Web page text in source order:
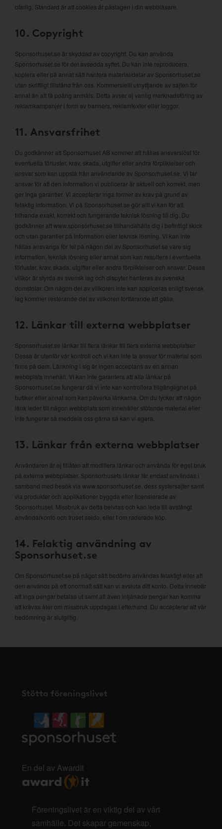
ofarlig. Standard är att cookies är påslagen i din webbläsare.
10. Copyright
Sponsorhuset.se är skyddad av copyright. Du kan använda
Sponsorhuset.se för det avsedda syftet. Du kan inte reproducera,
kopiera eller på annat sätt hantera material/delar av Sponsorhuset.se
utan skriftligt tillstånd från oss. Kommersiellt utnyttjande av sajten för
annat än att få poäng anmäls. Detta avser ej vanlig marknadsföring av
reklamkampanjer i form av banners, reklamtexter eller loggor.
11. Ansvarsfrihet
Du godkänner att Sponsorhuset AB kommer att hållas ansvarslöst för
eventuella förluster, krav, skada, utgifter eller andra förpliktelser och
ansvar som kan uppstå från användande av Sponsorhuset.se. Vi tar
ansvar för att den information vi publicerar är aktuell och korrekt, men
ger inga garantier. Vi accepterar inga former av krav på grund av
felaktig information. Vi på Sponsorhuset.se gör allt vi kan för att
tillhanda exakt, korrekt och fungerande teknisk lösning till dig. Du
godkänner att www.sponsorhuset.se tillhandahålls dig i befintligt skick
och utan garantier på information eller teknisk lösning. Vi kan inte
hållas ansvariga för fel på någon del av Sponsorhuset.se vare sig
information, teknisk lösning eller annat som kan resultera i eventuella
förluster, krav, skada, utgifter eller andra förpliktelser och ansvar. Dessa
villkor är styrda av svensk lag och dispyter hanteras av svenska
domstolar. Om någon del av villkoren inte kan appliceras enligt svensk
lag kommer resterande del av villkoren fortfarande att gälla.
12. Länkar till externa webbplatser
Sponsorhuset.se länkar till flera länkar till flera externa webbplatser.
Dessa är utanför vår kontroll och vi kan inte ta ansvar för material som
finns på dem. Länkning i sig är ingen acceptans av en annan
webbplats innehåll. Vi kan inte garantera att alla länkar på
Sponsorhuset.se fungerar då vi inte kan kontrollera tillgänglighet på
butiker eller annat som kan påverka länkarna. Om du tycker att någon
länk leder till någon webbplats som innehåller stötande material eller
inte fungerar så meddela oss gärna så kan vi agera.
13. Länkar från externa webbplatser
Användaren är ej tillåten att modifiera länkar och använda för eget bruk
på externa webbplatser. Sponsorhusets länkar får endast användas i
samband med besök via www.sponsorhuset.se, dess systersajter samt
via produkter och applikationer byggda eller licensierade av
Sponsorhuset. Missbruk av detta beivras och kan leda till avstängt
användarkonto och fruset saldo, eller t om raderade köp.
14. Felaktig användning av
Sponsorhuset.se
Om Sponsorhuset.se på något sätt bedöms användas felaktigt eller att
den används på ett onormalt sätt kan vi avsluta ditt konto. Detta innebär
att inga pengar betalas ut samt att även intjänade pengar kan komma
att krävas åter om missbruk uppdagas i efterhand. Du accepterar att vår
bedömning är slutgiltig.
Stötta föreningslivet
En del av AwardIt
Föreningslivet är en viktig del av vårt
samhälle. Det skapar gemenskap,